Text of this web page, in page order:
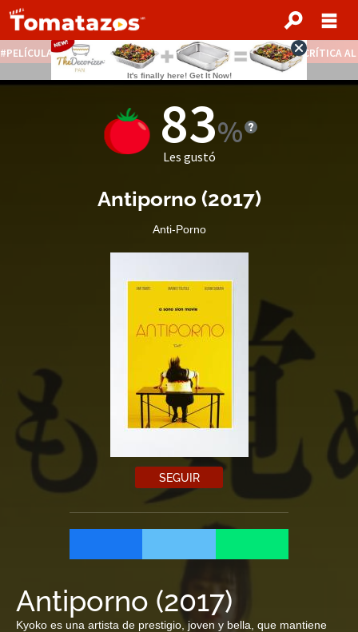
PELÍCULAS STREAMING GRATIS NOTICIAS DESTACADAS CRÍTICA
83
Les gustó
Antiporno (2017)
Anti-Porno
SEGUIR
Antiporno (2017)
Kyoko es una artista de prestigio, joven y bella, que mantiene